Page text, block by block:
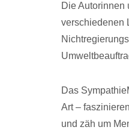
Die Autorinnen
verschiedenen
Das
Art –
und zäh um